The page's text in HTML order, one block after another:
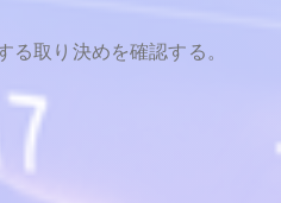
取り決めを確認する。